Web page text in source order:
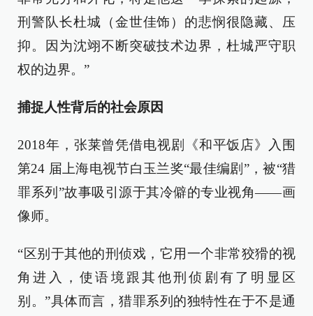
刑警队长杜城（金世佳饰）的悲悯很隐藏、压
抑。因为沈翊不断突破技术边界，杜城严守职
权的边界。”
捕捉人性背后的社会原因
2018年，张莱曾凭借电视剧《和平饭店》入围
第24 届上海电视节白玉兰奖“最佳编剧”，被“猎
罪系列”故事吸引源于其冷僻的专业视角——画
像师。
“区别于其他的刑侦戏，它用一个非常狡猾的视
角进入，使语境跟其他刑侦剧有了明显区
别。”具体而言，猎罪系列的独特性在于不是通